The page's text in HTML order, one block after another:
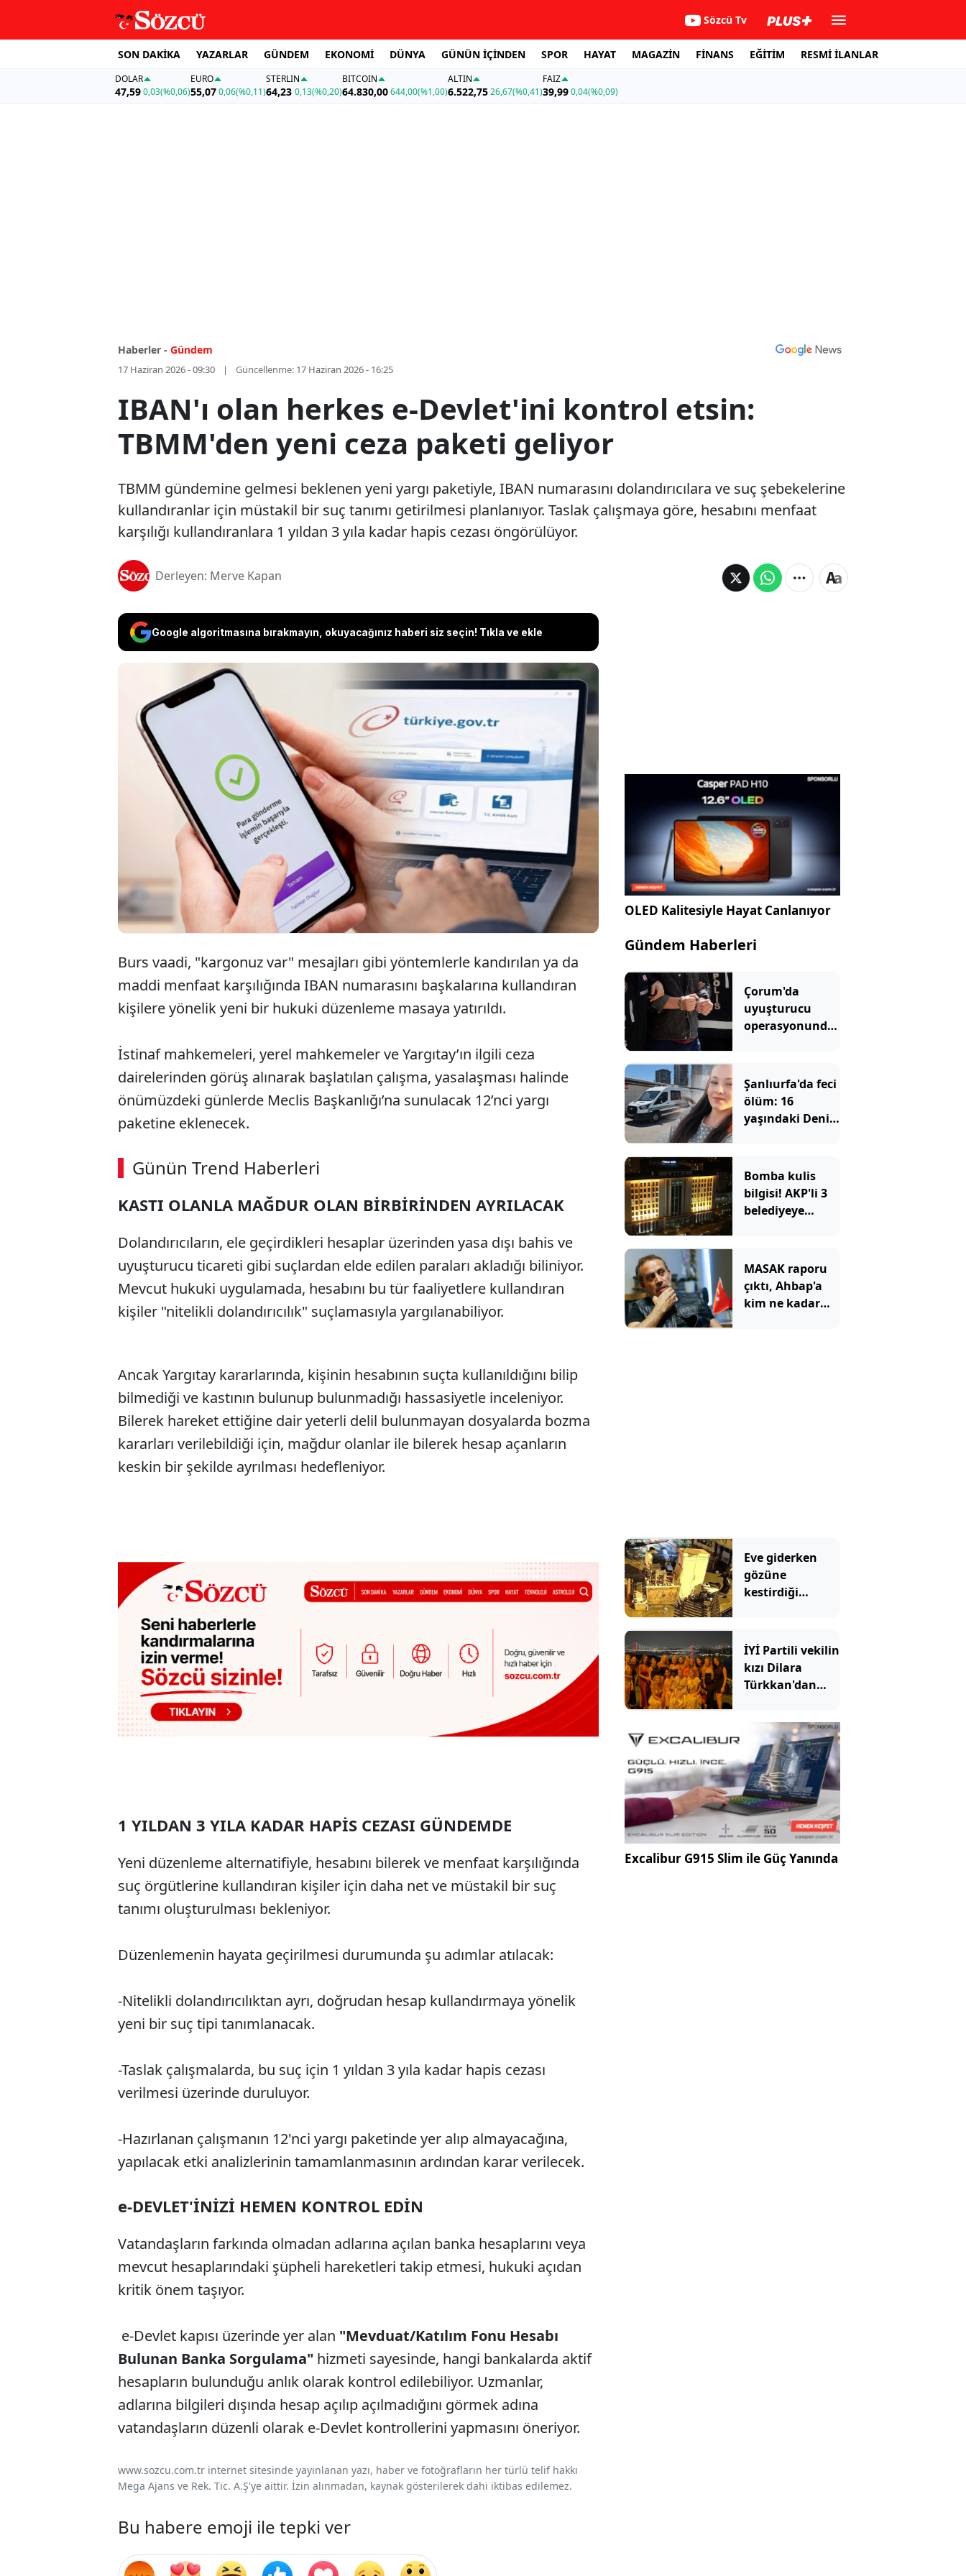
Sözcü Tv
SON DAKİKA YAZARLAR GÜNDEM EKONOMİ DÜNYA GÜNÜN İÇİNDEN SPOR HAYAT MAGAZİN FİNANS EĞİTİM RESMİ İLANLAR
DOLAR
47,590,03(%0,06)
EURO
55,07 0,06(%0,11)
STERLIN
64,23 0,13(%0,20)
BITCOIN
64.830,00644,00(%1,00)
ALTIN
6.522,7526,67(%0,41)
FAİZ
39,990,04(%0,09)
Haberler - Gündem
17 Haziran 2026 - 09:30 Güncellenme: 17 Haziran 2026 - 16:25
IBAN'ı olan herkes e-Devlet'ini kontrol etsin:
TBMM'den yeni ceza paketi geliyor
TBMM gündemine gelmesi beklenen yeni yargı paketiyle, IBAN numarasını dolandırıcılara ve suç şebekelerine
kullandıranlar için müstakil bir suç tanımı getirilmesi planlanıyor. Taslak çalışmaya göre, hesabını menfaat
karşılığı kullandıranlara 1 yıldan 3 yıla kadar hapis cezası öngörülüyor.
Derleyen: Merve Kapan
Google algoritmasına bırakmayın, okuyacağınız haberi siz seçin! Tıkla ve ekle
TBMM gündemine gelmesi beklenen yeni yargı paketiyle, IBAN
numarasını dolandırıcılara ve suç şebekelerine kullandıranlar için
müstakil bir suç tanımı getirilmesi planlanıyor. Taslak çalışmaya
göre, hesabını menfaat karşılığı kullandıranlara 1 yıldan 3 yıla kadar
hapis cezası öngörülüyor.
Burs vaadi, "kargonuz var" mesajları gibi yöntemlerle kandırılan ya da
maddi menfaat karşılığında IBAN numarasını başkalarına kullandıran
kişilere yönelik yeni bir hukuki düzenleme masaya yatırıldı.
İstinaf mahkemeleri, yerel mahkemeler ve Yargıtay’ın ilgili ceza
dairelerinden görüş alınarak başlatılan çalışma, yasalaşması halinde
önümüzdeki günlerde Meclis Başkanlığı’na sunulacak 12’nci yargı
paketine eklenecek.
Günün Trend Haberleri
SÖZCÜ SON DAKİKA
KASTI OLANLA MAĞDUR OLAN BİRBİRİNDEN AYRILACAK
Dolandırıcıların, ele geçirdikleri hesaplar üzerinden yasa dışı bahis ve
uyuşturucu ticareti gibi suçlardan elde edilen paraları akladığı biliniyor.
Mevcut hukuki uygulamada, hesabını bu tür faaliyetlere kullandıran
kişiler "nitelikli dolandırıcılık" suçlamasıyla yargılanabiliyor.
Ancak Yargıtay kararlarında, kişinin hesabının suçta kullanıldığını bilip
bilmediği ve kastının bulunup bulunmadığı hassasiyetle inceleniyor.
Bilerek hareket ettiğine dair yeterli delil bulunmayan dosyalarda bozma
kararları verilebildiği için, mağdur olanlar ile bilerek hesap açanların
keskin bir şekilde ayrılması hedefleniyor.
1 YILDAN 3 YILA KADAR HAPİS CEZASI GÜNDEMDE
Yeni düzenleme alternatifiyle, hesabını bilerek ve menfaat karşılığında
suç örgütlerine kullandıran kişiler için daha net ve müstakil bir suç
tanımı oluşturulması bekleniyor.
Düzenlemenin hayata geçirilmesi durumunda şu adımlar atılacak:
-Nitelikli dolandırıcılıktan ayrı, doğrudan hesap kullandırmaya yönelik
yeni bir suç tipi tanımlanacak.
-Taslak çalışmalarda, bu suç için 1 yıldan 3 yıla kadar hapis cezası
verilmesi üzerinde duruluyor.
-Hazırlanan çalışmanın 12'nci yargı paketinde yer alıp almayacağına,
yapılacak etki analizlerinin tamamlanmasının ardından karar verilecek.
e-DEVLET'İNİZİ HEMEN KONTROL EDİN
Vatandaşların farkında olmadan adlarına açılan banka hesaplarını veya
mevcut hesaplarındaki şüpheli hareketleri takip etmesi, hukuki açıdan
kritik önem taşıyor.
e-Devlet kapısı üzerinde yer alan "Mevduat/Katılım Fonu Hesabı
Bulunan Banka Sorgulama" hizmeti sayesinde, hangi bankalarda aktif
hesapların bulunduğu anlık olarak kontrol edilebiliyor. Uzmanlar,
adlarına bilgileri dışında hesap açılıp açılmadığını görmek adına
vatandaşların düzenli olarak e-Devlet kontrollerini yapmasını öneriyor.
www.sozcu.com.tr internet sitesinde yayınlanan yazı, haber ve fotoğrafların her türlü telif hakkı
Mega Ajans ve Rek. Tic. A.Ş'ye aittir. İzin alınmadan, kaynak gösterilerek dahi iktibas edilemez.
Bu habere emoji ile tepki ver
OLED Kalitesiyle Hayat Canlanıyor
Gündem Haberleri
Çorum'da
uyuşturucu
operasyonunda
Şanlıurfa'da feci
ölüm: 16
yaşındaki Deniz
hayatını
kaybetti
Bomba kulis
bilgisi! AKP'li 3
belediyeye
MASAK raporu
çıktı, Ahbap'a
kim ne kadar
Eve giderken
gözüne
kestirdiği
Savunması da
pes dedirtti
İYİ Partili vekilin
kızı Dilara
Türkkan'dan
gecesi:
Ameliyattan 6
saat sonra piste
çıktı
Excalibur G915 Slim ile Güç Yanında